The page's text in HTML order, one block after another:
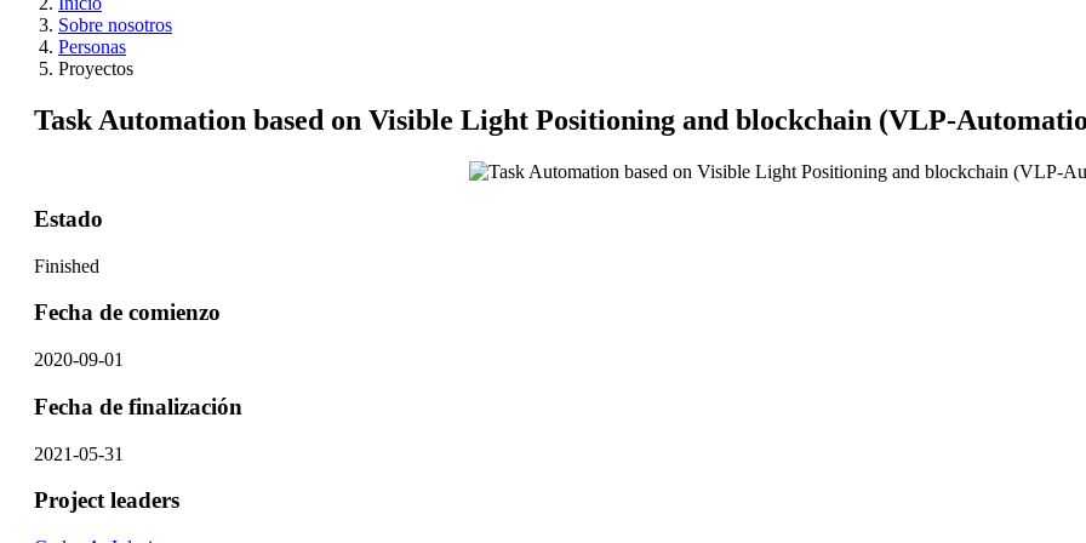
Sobre nosotros
Personas
Proyectos
Task Automation based on Visible Light Positioning and blockchain (VLP-
Estado
Finished
Fecha de comienzo
2020-09-01
Fecha de finalización
2021-05-31
Project leaders